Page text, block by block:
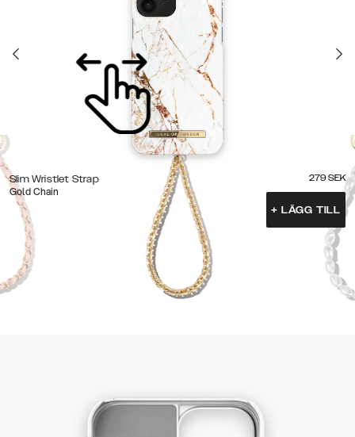
Slim Wristlet Strap
Gold Chain
279 SEK
+ LÄGG TILL